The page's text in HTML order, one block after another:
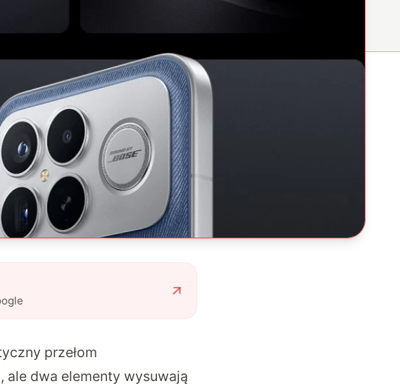
przełom
ale dwa elementy wysuwają